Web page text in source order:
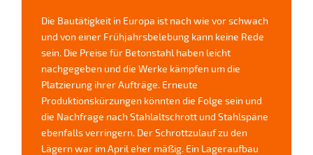
Die Bautätigkeit in Europa ist nach wie vor schwach
und von einer Frühjahrsbelebung kann keine Rede
sein. Die Preise für Betonstahl haben leicht
nachgegeben und die Werke kämpfen um die
Platzierung ihrer Aufträge. Erneute
Produktionskürzungen könnten die Folge sein und
die Nachfrage nach Stahlaltschrott und Stahlspäne
ebenfalls verringern. Der Schrottzulauf zu den
Lägern war im April eher mäßig. Ein Lageraufbau